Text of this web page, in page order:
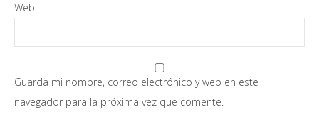
Web
Guarda mi nombre, correo electrónico y web en este
navegador para la próxima vez que comente.